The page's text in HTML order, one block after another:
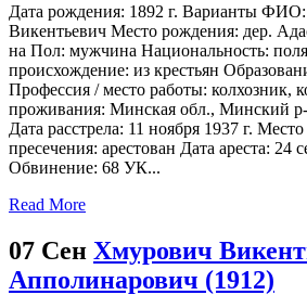
Дата рождения: 1892 г. Варианты
Викентьевич Место рождения: дер.
на Пол: мужчина Национальность:
происхождение: из крестьян
Профессия / место работы: колхозник,
проживания: Минская обл., Минский
Дата расстрела: 11 ноября 1937 г.
пресечения: арестован Дата ареста: 24
Обвинение: 68 УК...
Read More
07 Сен Хмурович
Апполинарович (1912)